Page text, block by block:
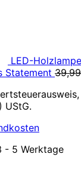
LED-
Statement 39,99
UStG.
- 5 Werktage